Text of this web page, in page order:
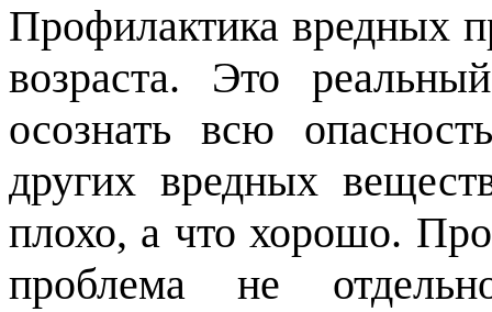
Профилактика вредных
возраста. Это
осознать всю
других вредных
плохо, а что хорошо.
проблема не